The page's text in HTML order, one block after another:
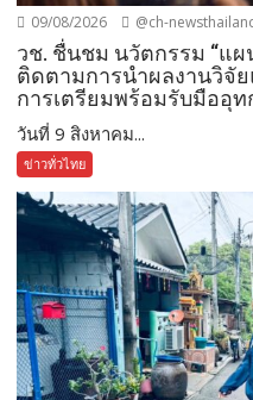
09/08/2026 @ch-
วช. ชื่นชม นวัตกรรม “แ
ติดตามการนำผลงานวิจั
การเตรียมพร้อมรับมืออุท
วันที่ 9 สิงหาคม...
ข่าวทั่วไทย